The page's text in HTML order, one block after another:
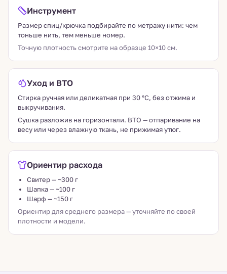
Инструмент
Размер спиц/крючка подбирайте по метражу нити: чем
тоньше нить, тем меньше номер.
Точную плотность смотрите на образце 10×10 см.
Уход и ВТО
Стирка ручная или деликатная при 30 °C, без отжима и
выкручивания.
Сушка разложив на горизонтали. ВТО — отпаривание на
весу или через влажную ткань, не прижимая утюг.
Ориентир расхода
Свитер — ~300 г
Шапка — ~100 г
Шарф — ~150 г
Ориентир для среднего размера — уточняйте по своей
плотности и модели.